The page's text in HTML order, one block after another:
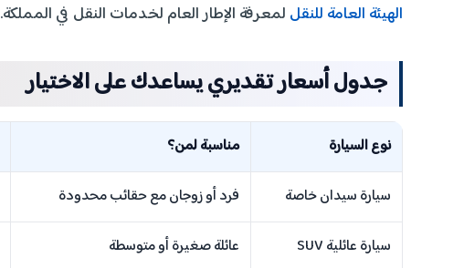
الهيئة العامة للنقل لمعرفة الإطار العام لخدمات النقل في المملكة.
جدول أسعار تقديري يساعدك على الاختيار
نوع السيارة مناسبة لمن؟
سيارة سيدان خاصة فرد أو زوجان مع حقائب محدودة
سيارة عائلية SUV عائلة صغيرة أو متوسطة